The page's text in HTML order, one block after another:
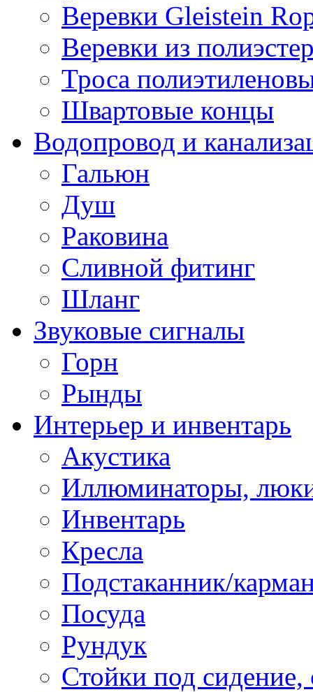
Веревки Gleistein
Веревки из
Троса
Швартовые концы
Водопровод и
Гальюн
Душ
Раковина
Сливной фитинг
Шланг
Звуковые сигналы
Горн
Рынды
Интерьер и инвентарь
Акустика
Иллюминаторы,
Инвентарь
Кресла
Подстаканник/
Посуда
Рундук
Стойки под